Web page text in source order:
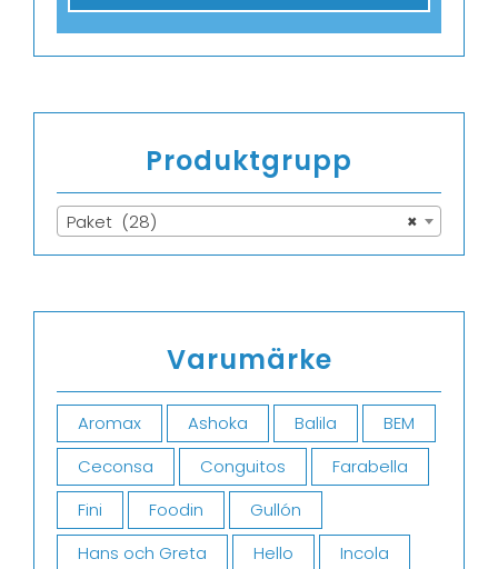
Produktgrupp
×
Paket (28)
Varumärke
Aromax Ashoka Balila
BEM
Ceconsa
Conguitos
Farabella
Fini
Foodin
Gullón
Hans och Greta
Hello
Incola